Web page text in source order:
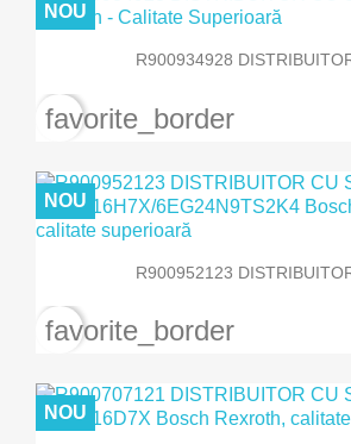
R900934928
NOU
favorite_border
R900952123 DISTRIBUITOR
NOU
favorite_border
NOU